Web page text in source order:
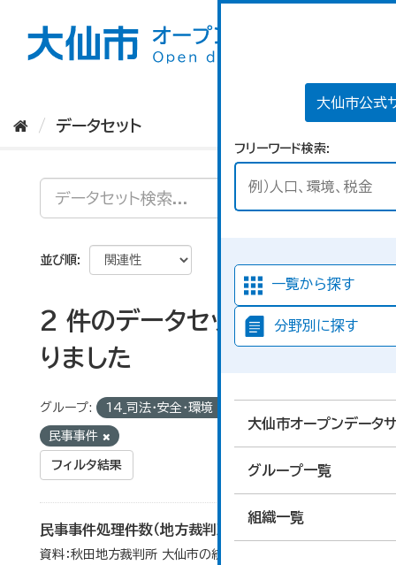
大仙市公式
フリーワード検索
一覧から探す
分野別に探す
大仙市オープンデータ
グループ一覧
組織一覧
データセット
並び順
2 件のデータセットが見つか
りました
グループ: 14_司法・安全・環境
民事事件
フィルタ結果
民事事件処理件数（地方裁判所）
資料：秋田地方裁判所 大仙市の統計「12-13 民事事件（簡